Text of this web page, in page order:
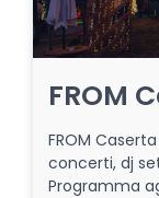
FROM
FROM
concerti, dj
Programma